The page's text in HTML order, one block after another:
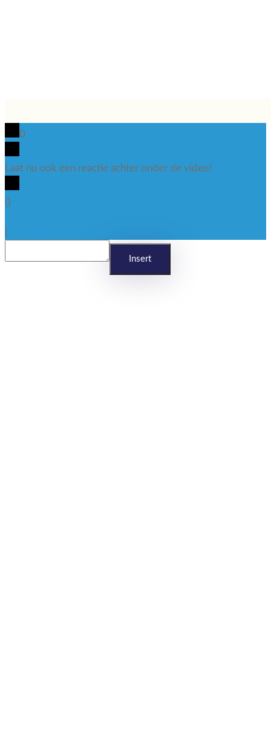
0
Laat nu ook een reactie achter onder de video!
()
Insert